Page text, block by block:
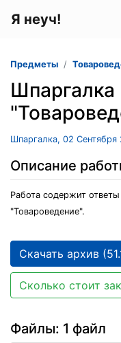
Я неуч!
Предметы
Шпаргалка
Шпаргалка, 02 Сентября
Описание
Работа содержит
"Товароведение".
Скачать архив
Сколько стоит
Файлы: 1 файл